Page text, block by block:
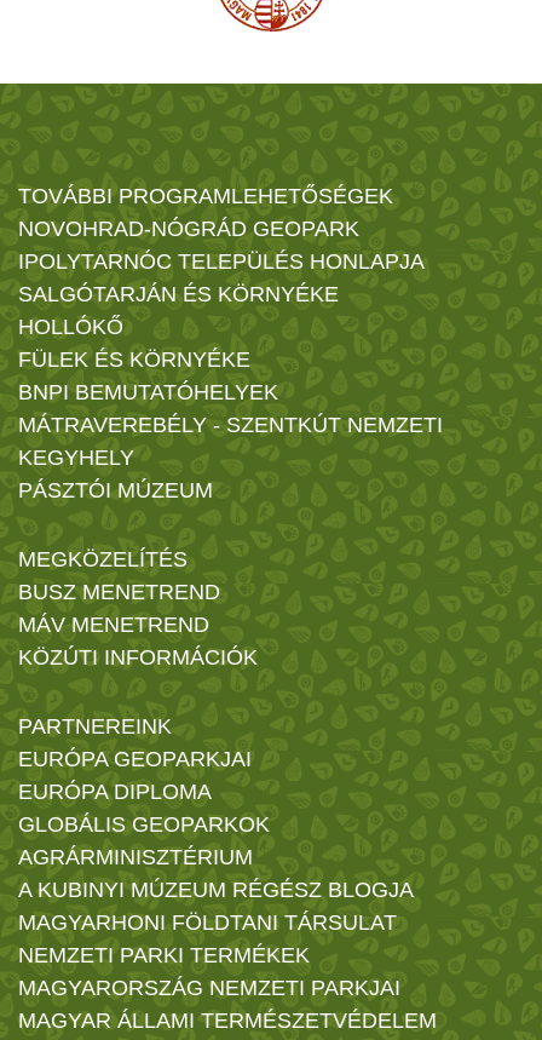
TOVÁBBI PROGRAMLEHETŐSÉGEK
NOVOHRAD-NÓGRÁD GEOPARK
IPOLYTARNÓC TELEPÜLÉS HONLAPJA
SALGÓTARJÁN ÉS KÖRNYÉKE
HOLLÓKŐ
FÜLEK ÉS KÖRNYÉKE
BNPI BEMUTATÓHELYEK
MÁTRAVEREBÉLY - SZENTKÚT NEMZETI
KEGYHELY
PÁSZTÓI MÚZEUM
MEGKÖZELÍTÉS
BUSZ MENETREND
MÁV MENETREND
KÖZÚTI INFORMÁCIÓK
PARTNEREINK
EURÓPA GEOPARKJAI
EURÓPA DIPLOMA
GLOBÁLIS GEOPARKOK
AGRÁRMINISZTÉRIUM
A KUBINYI MÚZEUM RÉGÉSZ BLOGJA
MAGYARHONI FÖLDTANI TÁRSULAT
NEMZETI PARKI TERMÉKEK
MAGYARORSZÁG NEMZETI PARKJAI
MAGYAR ÁLLAMI TERMÉSZETVÉDELEM